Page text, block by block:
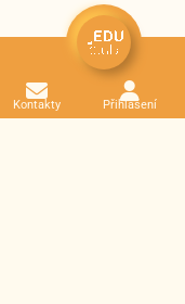
Kontakty Přihlášení